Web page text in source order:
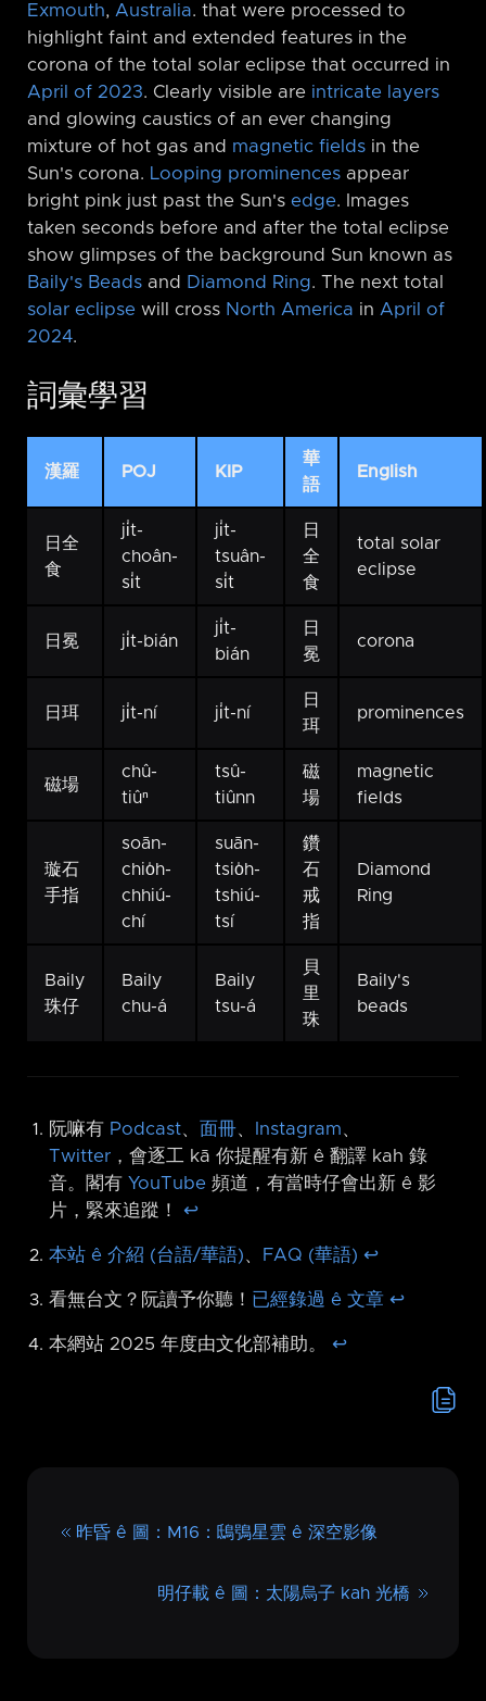
Exmouth, Australia. that were processed to
highlight faint and extended features in the
corona of the total solar eclipse that occurred in
April of 2023. Clearly visible are intricate layers
and glowing caustics of an ever changing
mixture of hot gas and magnetic fields in the
Sun's corona. Looping prominences appear
bright pink just past the Sun's edge. Images
taken seconds before and after the total eclipse
show glimpses of the background Sun known as
Baily's Beads and Diamond Ring. The next total
solar eclipse will cross North America in April of
2024.
詞彙學習
漢羅 POJ KIP
華
語
English
日全
食
ji̍t-
choân-
si̍t
ji̍t-
tsuân-
si̍t
日
全
食
total solar
eclipse
日冕 ji̍t-bián
ji̍t-
bián
日
冕
corona
日珥 ji̍t-ní ji̍t-ní
日
珥
prominences
磁場
chû-
tiûⁿ
tsû-
tiûnn
磁
場
magnetic
fields
璇石
手指
soān-
chio̍h-
chhiú-
chí
suān-
tsio̍h-
tshiú-
tsí
鑽
石
戒
指
Diamond
Ring
Baily
珠仔
Baily
chu-á
Baily
tsu-á
貝
里
珠
Baily's
beads
阮嘛有 Podcast、 面冊、 Instagram、
Twitter ，會逐工 kā 你提醒有新 ê 翻譯 kah 錄
音。閣有 YouTube 頻道，有當時仔會出新 ê 影
片，緊來追蹤！ ↩︎
本站 ê 介紹 (台語/華語)、 FAQ (華語) ↩︎
看無台文？阮讀予你聽！ 已經錄過 ê 文章 ↩︎
本網站 2025 年度由文化部補助。 ↩︎
昨昏 ê 圖：M16：鴟鴞星雲 ê 深空影像
明仔載 ê 圖：太陽烏子 kah 光橋